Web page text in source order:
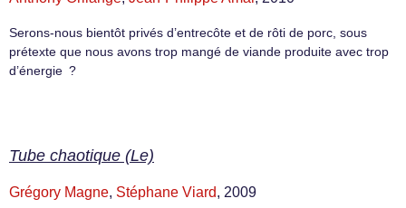
Serons-nous bientôt privés d’entrecôte et de rôti de porc, sous
prétexte que nous avons trop mangé de viande produite avec trop
d’énergie ?
Tube chaotique (Le)
Grégory Magne, Stéphane Viard, 2009